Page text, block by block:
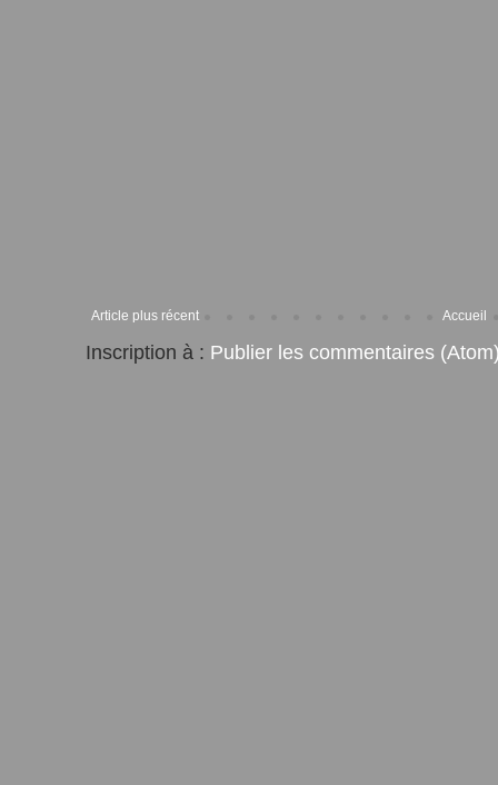
Article plus récent Accueil
Inscription à : Publier les commentaires